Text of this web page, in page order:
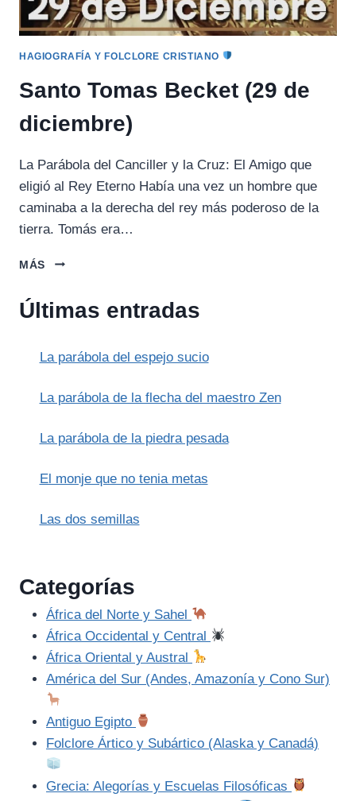
HAGIOGRAFÍA Y FOLCLORE CRISTIANO
Santo Tomas Becket (29 de
diciembre)
La Parábola del Canciller y la Cruz: El Amigo que
eligió al Rey Eterno Había una vez un hombre que
caminaba a la derecha del rey más poderoso de la
tierra. Tomás era…
MÁS
SANTO
(29
Últimas entradas
La parábola del espejo sucio
La parábola de la flecha del maestro Zen
La parábola de la piedra pesada
El monje que no tenia metas
Las dos semillas
Categorías
África del Norte y Sahel
África Occidental y Central
África Oriental y Austral
América del Sur (Andes, Amazonía y Cono Sur)
Antiguo Egipto
Folclore Ártico y Subártico (Alaska y Canadá)
Grecia: Alegorías y Escuelas Filosóficas